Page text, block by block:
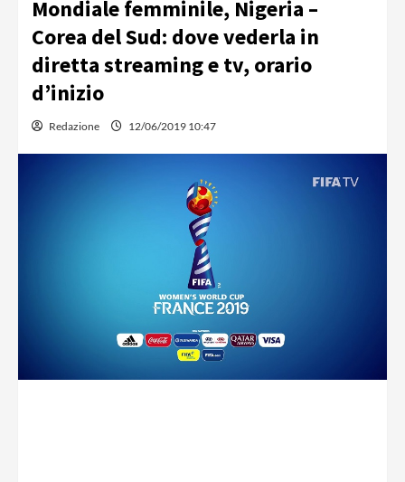
Mondiale femminile, Nigeria –
Corea del Sud: dove vederla in
diretta streaming e tv, orario
d’inizio
Redazione 12/06/2019 10:47